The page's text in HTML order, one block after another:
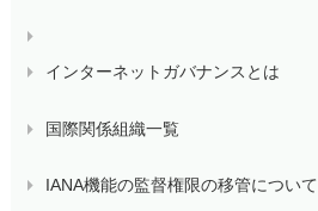
インターネットガバナンスとは
国際関係組織一覧
IANA機能の監督権限の移管について